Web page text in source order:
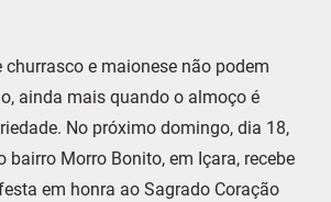
churrasco e maionese não podem
ainda mais quando o almoço é
No próximo domingo, dia 18,
bairro Morro Bonito, em Içara, recebe
em honra ao Sagrado Coração